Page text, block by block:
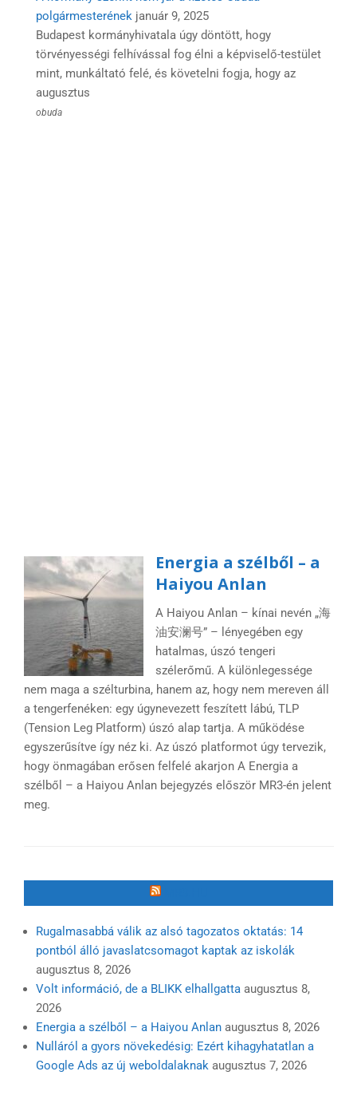
polgármesterének január 9, 2025
Budapest kormányhivatala úgy döntött, hogy
törvényességi felhívással fog élni a képviselő-testület
mint, munkáltató felé, és követelni fogja, hogy az
augusztus
obuda
Energia a szélből – a
Haiyou Anlan
A Haiyou Anlan – kínai nevén „海
油安澜号” – lényegében egy
hatalmas, úszó tengeri
szélerőmű. A különlegessége
nem maga a szélturbina, hanem az, hogy nem mereven áll
a tengerfenéken: egy úgynevezett feszített lábú, TLP
(Tension Leg Platform) úszó alap tartja. A működése
egyszerűsítve így néz ki. Az úszó platformot úgy tervezik,
hogy önmagában erősen felfelé akarjon A Energia a
szélből – a Haiyou Anlan bejegyzés először MR3-én jelent
meg.
Rugalmasabbá válik az alsó tagozatos oktatás: 14
pontból álló javaslatcsomagot kaptak az iskolák
augusztus 8, 2026
Volt információ, de a BLIKK elhallgatta augusztus 8,
2026
Energia a szélből – a Haiyou Anlan augusztus 8, 2026
Nulláról a gyors növekedésig: Ezért kihagyhatatlan a
Google Ads az új weboldalaknak augusztus 7, 2026